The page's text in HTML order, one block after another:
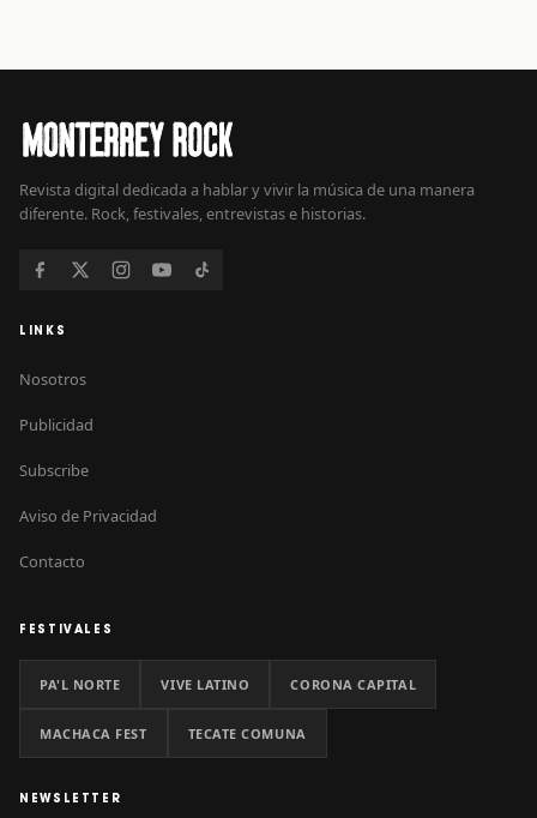
Revista digital dedicada a hablar y vivir la música de una manera
diferente. Rock, festivales, entrevistas e historias.
LINKS
Nosotros
Publicidad
Subscribe
Aviso de Privacidad
Contacto
FESTIVALES
PA'L NORTE VIVE LATINO CORONA CAPITAL
MACHACA FEST TECATE COMUNA
NEWSLETTER